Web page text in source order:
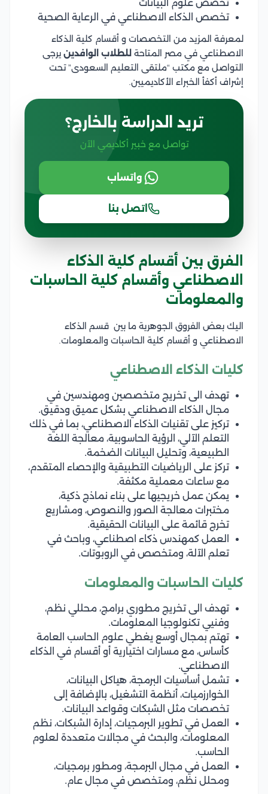
تخصص علوم البيانات
تخصص الذكاء الاصطناعي في الرعاية الصحية
لمعرفة المزيد من التخصصات و أقسام كلية الذكاء
الاصطناعي في مصر المتاحة للطلاب الوافدين يرجى
التواصل مع مكتب “ملتقى التعليم السعودى” تحت
إشراف أكفأ الخبراء الأكاديميين.
تريد الدراسة بالخارج؟
تواصل مع خبير أكاديمي الآن
واتساب
اتصل بنا
الفرق بين أقسام كلية الذكاء
الاصطناعي وأقسام كلية الحاسبات
والمعلومات
اليك بعض الفروق الجوهرية ما بين قسم الذكاء
الاصطناعي و أقسام كلية الحاسبات والمعلومات.
كليات الذكاء الاصطناعي
تهدف الى تخريج متخصصين ومهندسين في
مجال الذكاء الاصطناعي بشكل عميق ودقيق.
تركيز على تقنيات الذكاء الاصطناعي، بما في ذلك
التعلم الآلي، الرؤية الحاسوبية، معالجة اللغة
الطبيعية، وتحليل البيانات الضخمة.
تركز على الرياضيات التطبيقية والإحصاء المتقدم،
مع ساعات معملية مكثفة.
يمكن عمل خريجيها على بناء نماذج ذكية،
مختبرات معالجة الصور والنصوص، ومشاريع
تخرج قائمة على البيانات الحقيقية.
العمل كمهندس ذكاء اصطناعي، وباحث في
تعلم الآلة، ومتخصص في الروبوتات.
كليات الحاسبات والمعلومات
تهدف الى تخريج مطوري برامج، محللي نظم،
وفنيي تكنولوجيا المعلومات.
تهتم بمجال أوسع يغطي علوم الحاسب العامة
كأساس، مع مسارات اختيارية أو أقسام في الذكاء
الاصطناعي.
تشمل أساسيات البرمجة، هياكل البيانات،
الخوارزميات، أنظمة التشغيل، بالإضافة إلى
تخصصات مثل الشبكات وقواعد البيانات.
العمل في تطوير البرمجيات، إدارة الشبكات، نظم
المعلومات، والبحث في مجالات متعددة لعلوم
الحاسب.
العمل في مجال البرمجة، ومطور برمجيات،
ومحلل نظم، ومتخصص في مجال عام.